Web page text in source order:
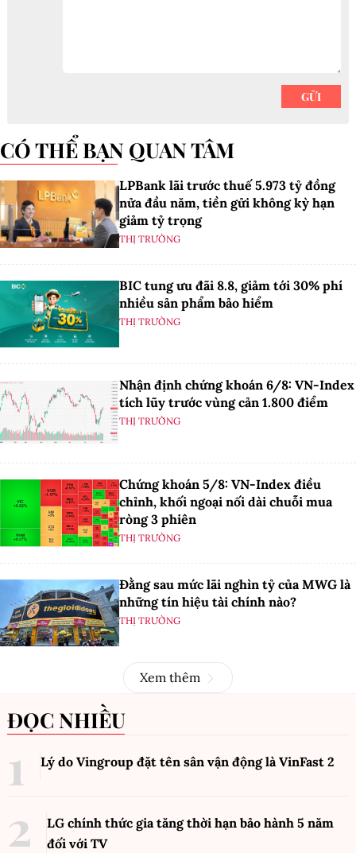
CÓ THỂ BẠN QUAN TÂM
LPBank lãi trước thuế 5.973 tỷ đồng
nửa đầu năm, tiền gửi không kỳ hạn
giảm tỷ trọng
THỊ TRƯỜNG
BIC tung ưu đãi 8.8, giảm tới 30% phí
nhiều sản phẩm bảo hiểm
THỊ TRƯỜNG
Nhận định chứng khoán 6/8: VN-Index
tích lũy trước vùng cản 1.800 điểm
THỊ TRƯỜNG
Chứng khoán 5/8: VN-Index điều
chỉnh, khối ngoại nối dài chuỗi mua
ròng 3 phiên
THỊ TRƯỜNG
Đằng sau mức lãi nghìn tỷ của MWG là
những tín hiệu tài chính nào?
THỊ TRƯỜNG
Xem thêm
ĐỌC NHIỀU
Lý do Vingroup đặt tên sân vận động là VinFast 2
LG chính thức gia tăng thời hạn bảo hành 5 năm
đối với TV